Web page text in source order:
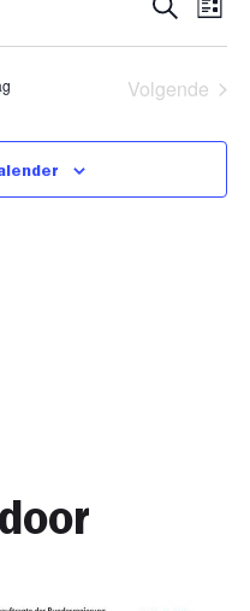
en
Lijst
Volgende